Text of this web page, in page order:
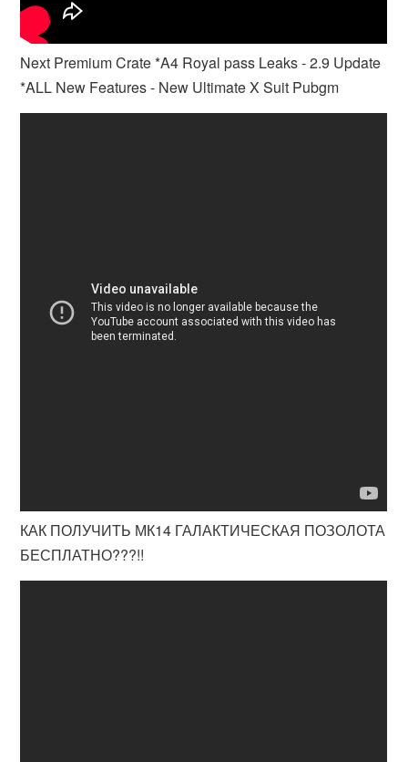
Next Premium Crate *A4 Royal pass Leaks - 2.9 Update
*ALL New Features - New Ultimate X Suit Pubgm
КАК ПОЛУЧИТЬ МК14 ГАЛАКТИЧЕСКАЯ ПОЗОЛОТА
БЕСПЛАТНО???!!